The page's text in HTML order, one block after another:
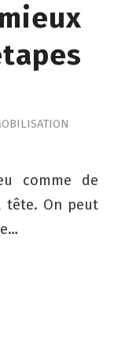
comme de
tête. On peut